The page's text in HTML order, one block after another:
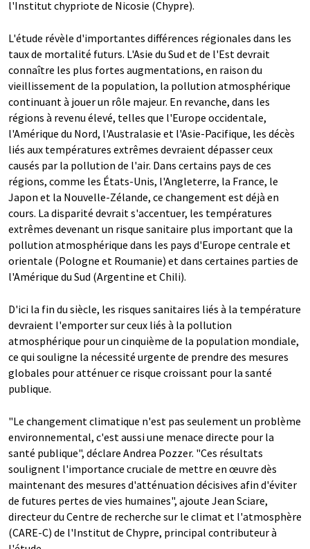
l'Institut chypriote de Nicosie (Chypre).
L'étude révèle d'importantes différences régionales dans les
taux de mortalité futurs. L'Asie du Sud et de l'Est devrait
connaître les plus fortes augmentations, en raison du
vieillissement de la population, la pollution atmosphérique
continuant à jouer un rôle majeur. En revanche, dans les
régions à revenu élevé, telles que l'Europe occidentale,
l'Amérique du Nord, l'Australasie et l'Asie-Pacifique, les décès
liés aux températures extrêmes devraient dépasser ceux
causés par la pollution de l'air. Dans certains pays de ces
régions, comme les États-Unis, l'Angleterre, la France, le
Japon et la Nouvelle-Zélande, ce changement est déjà en
cours. La disparité devrait s'accentuer, les températures
extrêmes devenant un risque sanitaire plus important que la
pollution atmosphérique dans les pays d'Europe centrale et
orientale (Pologne et Roumanie) et dans certaines parties de
l'Amérique du Sud (Argentine et Chili).
D'ici la fin du siècle, les risques sanitaires liés à la température
devraient l'emporter sur ceux liés à la pollution
atmosphérique pour un cinquième de la population mondiale,
ce qui souligne la nécessité urgente de prendre des mesures
globales pour atténuer ce risque croissant pour la santé
publique.
"Le changement climatique n'est pas seulement un problème
environnemental, c'est aussi une menace directe pour la
santé publique", déclare Andrea Pozzer. "Ces résultats
soulignent l'importance cruciale de mettre en œuvre dès
maintenant des mesures d'atténuation décisives afin d'éviter
de futures pertes de vies humaines", ajoute Jean Sciare,
directeur du Centre de recherche sur le climat et l'atmosphère
(CARE-C) de l'Institut de Chypre, principal contributeur à